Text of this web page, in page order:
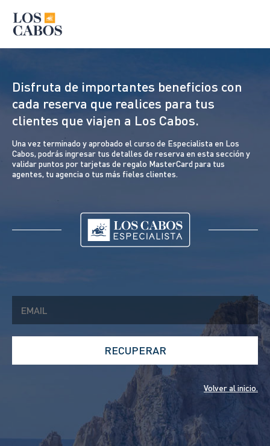
Disfruta de importantes beneficios con
cada reserva que realices para tus
clientes que viajen a Los Cabos.
Una vez terminado y aprobado el curso de Especialista en Los
Cabos, podrás ingresar tus detalles de reserva en esta sección y
validar puntos por tarjetas de regalo MasterCard para tus
agentes, tu agencia o tus más fieles clientes.
Volver al inicio.